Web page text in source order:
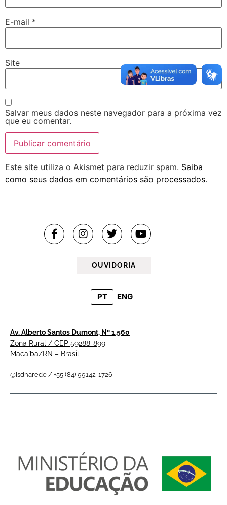
E-mail *
Site
Salvar meus dados neste navegador para a próxima vez
que eu comentar.
Este site utiliza o Akismet para reduzir spam. Saiba
como seus dados em comentários são processados.
OUVIDORIA
PT ENG
Av. Alberto Santos Dumont, Nº 1.560
Zona Rural / CEP 59288-899
Macaíba/RN – Brasil
@isdnarede / +55 (84) 99142-1726